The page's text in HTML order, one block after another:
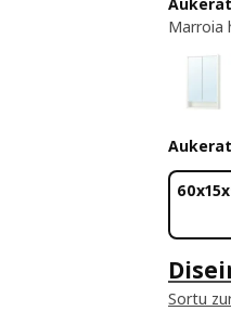
Marroia
Sortu